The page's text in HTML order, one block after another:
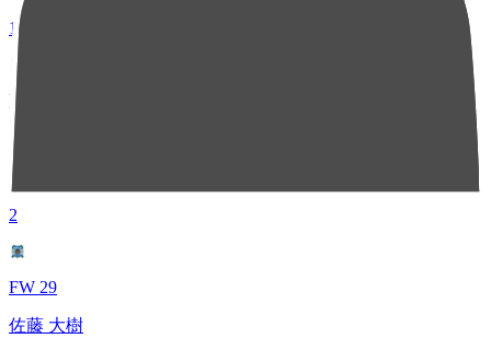
1
MF 6
諸岡 裕人
39
2
FW 29
佐藤 大樹